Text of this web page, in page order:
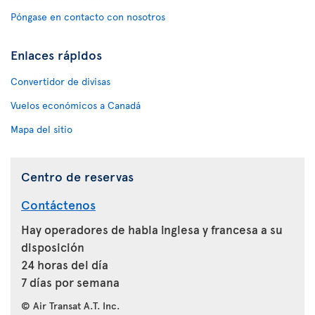
Póngase en contacto con nosotros
Enlaces rápidos
Convertidor de divisas
Vuelos económicos a Canadá
Mapa del sitio
Centro de reservas
Contáctenos
Hay operadores de habla inglesa y francesa a su
disposición
24 horas del día
7 días por semana
© Air Transat A.T. Inc.